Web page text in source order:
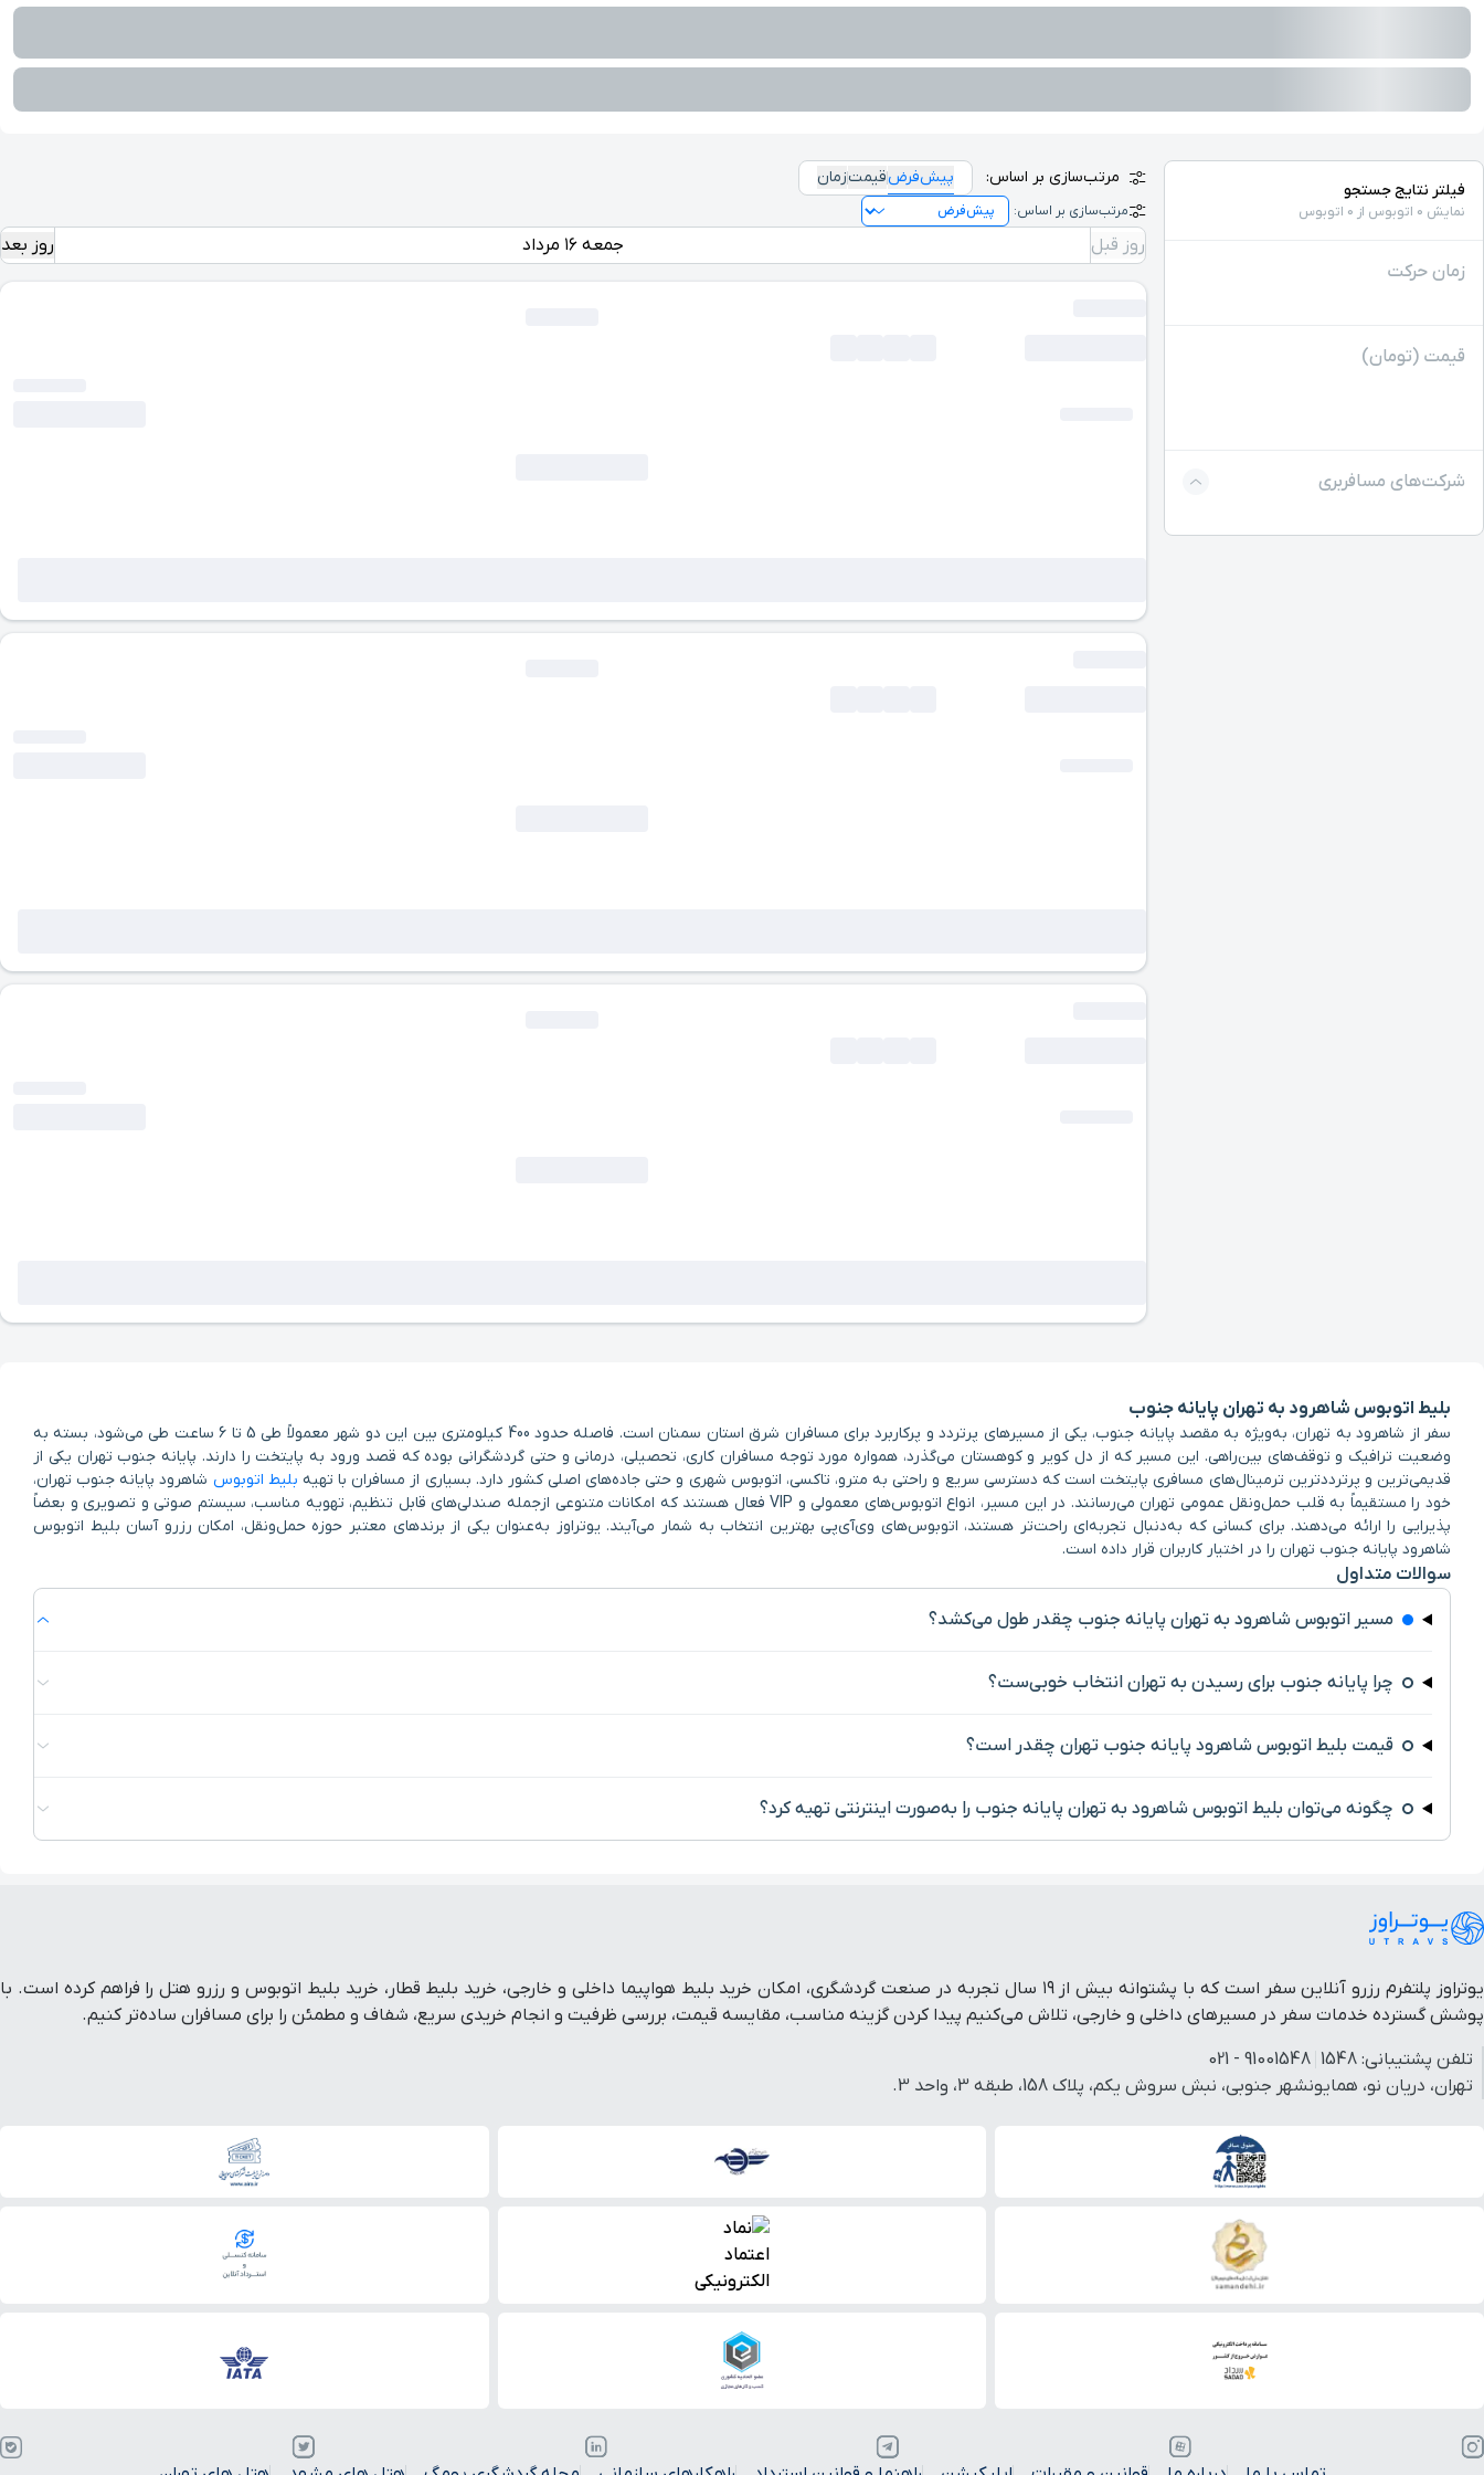
فیلتر نتایج جستجو
نمایش 0 اتوبوس از 0 اتوبوس
زمان حرکت
قیمت (تومان)
شرکت‌های مسافربری
مرتب‌سازی بر اساس: پیش‌فرضقیمتزمان
مرتب‌سازی بر اساس:
روز قبل جمعه ۱۶ مرداد روز بعد
بلیط اتوبوس شاهرود به تهران پایانه جنوب
سفر از شاهرود به تهران، به‌ویژه به مقصد پایانه جنوب، یکی از مسیرهای پرتردد و پرکاربرد برای مسافران شرق استان سمنان است. فاصله حدود 400 کیلومتری بین این دو شهر معمولاً طی 5 تا 6 ساعت طی می‌شود، بسته به
وضعیت ترافیک و توقف‌های بین‌راهی. این مسیر که از دل کویر و کوهستان می‌گذرد، همواره مورد توجه مسافران کاری، تحصیلی، درمانی و حتی گردشگرانی بوده که قصد ورود به پایتخت را دارند. پایانه جنوب تهران یکی از
قدیمی‌ترین و پرترددترین ترمینال‌های مسافری پایتخت است که دسترسی سریع و راحتی به مترو، تاکسی، اتوبوس شهری و حتی جاده‌های اصلی کشور دارد. بسیاری از مسافران با تهیه بلیط اتوبوس شاهرود پایانه جنوب تهران،
خود را مستقیماً به قلب حمل‌ونقل عمومی تهران می‌رسانند. در این مسیر، انواع اتوبوس‌های معمولی و VIP فعال هستند که امکانات متنوعی ازجمله صندلی‌های قابل تنظیم، تهویه مناسب، سیستم صوتی و تصویری و بعضاً
پذیرایی را ارائه می‌دهند. برای کسانی که به‌دنبال تجربه‌ای راحت‌تر هستند، اتوبوس‌های وی‌آی‌پی بهترین انتخاب به شمار می‌آیند. یوتراوز به‌عنوان یکی از برندهای معتبر حوزه حمل‌ونقل، امکان رزرو آسان بلیط اتوبوس
شاهرود پایانه جنوب تهران را در اختیار کاربران قرار داده است.
سوالات متداول
مسیر اتوبوس شاهرود به تهران پایانه جنوب چقدر طول می‌کشد؟
چرا پایانه جنوب برای رسیدن به تهران انتخاب خوبی‌ست؟
قیمت بلیط اتوبوس شاهرود پایانه جنوب تهران چقدر است؟
چگونه می‌توان بلیط اتوبوس شاهرود به تهران پایانه جنوب را به‌صورت اینترنتی تهیه کرد؟
یوتراوز پلتفرم رزرو آنلاین سفر است که با پشتوانه بیش از ۱۹ سال تجربه در صنعت گردشگری، امکان خرید بلیط هواپیما داخلی و خارجی، خرید بلیط قطار، خرید بلیط اتوبوس و رزرو هتل را فراهم کرده است. با
پوشش گسترده خدمات سفر در مسیرهای داخلی و خارجی، تلاش می‌کنیم پیدا کردن گزینه مناسب، مقایسه قیمت، بررسی ظرفیت و انجام خریدی سریع، شفاف و مطمئن را برای مسافران ساده‌تر کنیم.
تلفن پشتیبانی: 1548
91001548 - 021
تهران، دریان نو، همایونشهر جنوبی، نبش سروش یکم، پلاک 158، طبقه 3، واحد 3.